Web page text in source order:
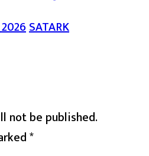
SATARK
not be published.
*